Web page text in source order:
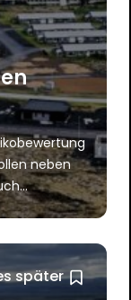
neben
später